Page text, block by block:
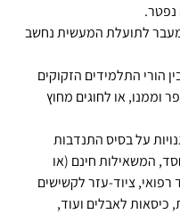
נפטר.
לתועלת המעשית נחשב
הורי התלמידים הזקוקים
וממנו, או לחוגים מחוץ
על בסיס התנדבות
המשאילות חינם (או
רפואי, ציוד-עזר לקשישים
כיסאות לאבלים ועוד,